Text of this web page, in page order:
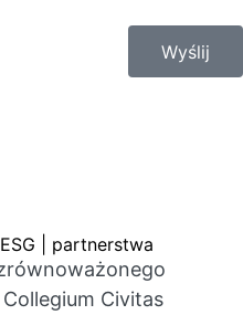
Wyślij
Civitas
| partnerstwa